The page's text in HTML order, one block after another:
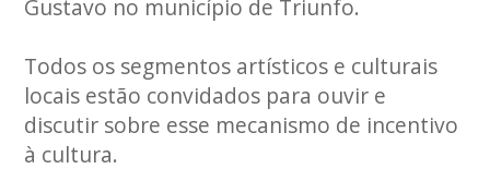
Gustavo no município de Triunfo.
Todos os segmentos artísticos e culturais
locais estão convidados para ouvir e
discutir sobre esse mecanismo de incentivo
à cultura.